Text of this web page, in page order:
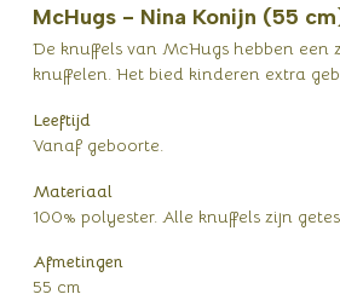
McHugs - Nina Konijn (55
De knuffels van McHugs hebben
knuffelen. Het bied kinderen extra
Leeftijd
Vanaf geboorte.
Materiaal
100% polyester. Alle knuffels zijn
Afmetingen
55 cm